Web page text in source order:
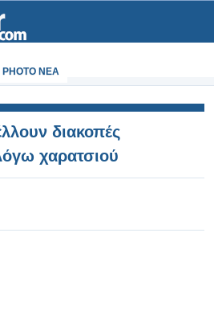
PHOTO NEA
διακοπές
χαρατσιού